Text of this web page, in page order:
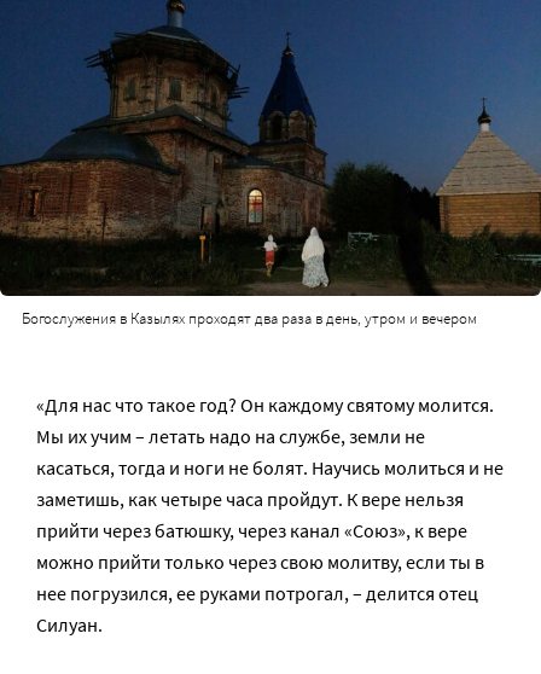
Богослужения в Казылях проходят два раза в день, утром и вечером
«Для нас что такое год? Он каждому святому молится.
Мы их учим – летать надо на службе, земли не
касаться, тогда и ноги не болят. Научись молиться и не
заметишь, как четыре часа пройдут. К вере нельзя
прийти через батюшку, через канал «Союз», к вере
можно прийти только через свою молитву, если ты в
нее погрузился, ее руками потрогал, – делится отец
Силуан.